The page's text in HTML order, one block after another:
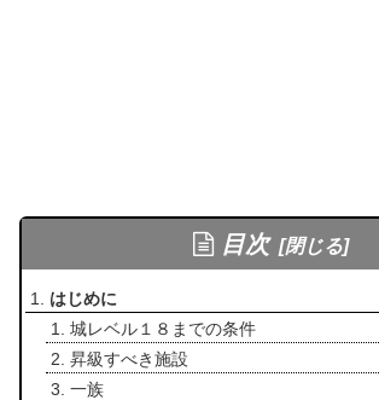
目次
はじめに
城レベル１８までの条件
昇級すべき施設
一族